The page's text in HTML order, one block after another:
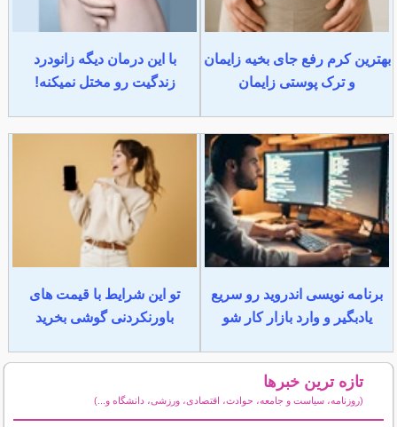
بهترین کرم رفع جای بخیه زایمان
و ترک پوستی زایمان
با این درمان دیگه زانودرد
زندگیت رو مختل نمیکنه!
برنامه نویسی اندروید رو سریع
یادبگیر و وارد بازار کار شو
تو این شرایط با قیمت های
باورنکردنی گوشی بخرید
تازه ترین خبرها
(روزنامه، سیاست و جامعه، حوادث، اقتصادی، ورزشی، دانشگاه و...)